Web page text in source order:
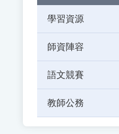
學習資源
師資陣容
語文競賽
教師公務